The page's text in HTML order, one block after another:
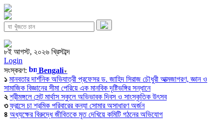
৮ই আগস্ট, ২০২৬ খ্রিস্টাব্দ
Login
সংস্করণ:
Bengali▼
১ মানবতার দার্শনিক অভিযাত্রী প্রফেসর ড. জাহিদ সিরাজ চৌধুরী আত্মজাগরণ, জ্ঞান ও
সামাজিক বিজ্ঞানের সীমা পেরিয়ে এক মানবিক দৃষ্টিভঙ্গির সন্ধানে
২ শ্রীমঙ্গলে সেন্ট মার্থাস স্কুলে অভিভাবক দিবস ও সাংস্কৃতিক উৎসব
৩ ফ্রান্সে চা শ্রমিক পরিবারের কন্যা সোমার অসাধারণ অর্জন
৪ অধ্যক্ষের বিরুদ্ধে জীবিতকে মৃত দেখিয়ে কমিটি গঠনের অভিযোগ